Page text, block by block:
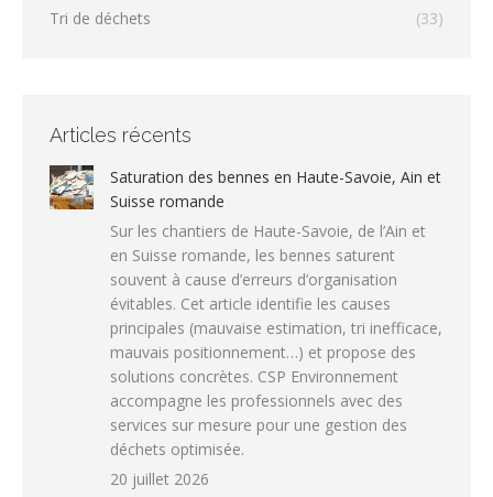
Tri de déchets
(33)
Articles récents
Saturation des bennes en Haute-Savoie, Ain et
Suisse romande
Sur les chantiers de Haute-Savoie, de l’Ain et
en Suisse romande, les bennes saturent
souvent à cause d’erreurs d’organisation
évitables. Cet article identifie les causes
principales (mauvaise estimation, tri inefficace,
mauvais positionnement…) et propose des
solutions concrètes. CSP Environnement
accompagne les professionnels avec des
services sur mesure pour une gestion des
déchets optimisée.
20 juillet 2026